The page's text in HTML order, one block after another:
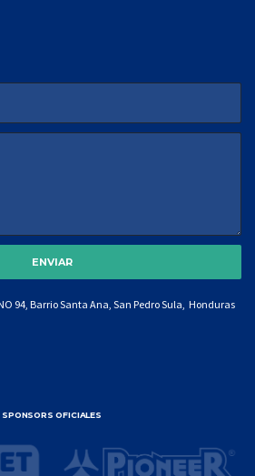
94, Barrio Santa Ana, San Pedro Sula, Honduras
SPONSORS OFICIALES